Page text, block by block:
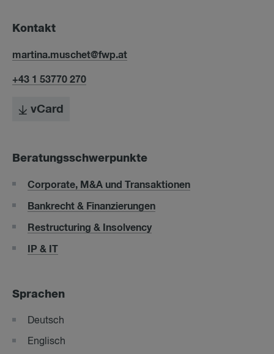
Kontakt
martina.muschet@fwp.at
+43 1 53770 270
vCard
Beratungsschwerpunkte
Corporate, M&A und Transaktionen
Bankrecht & Finanzierungen
Restructuring & Insolvency
IP & IT
Sprachen
Deutsch
Englisch